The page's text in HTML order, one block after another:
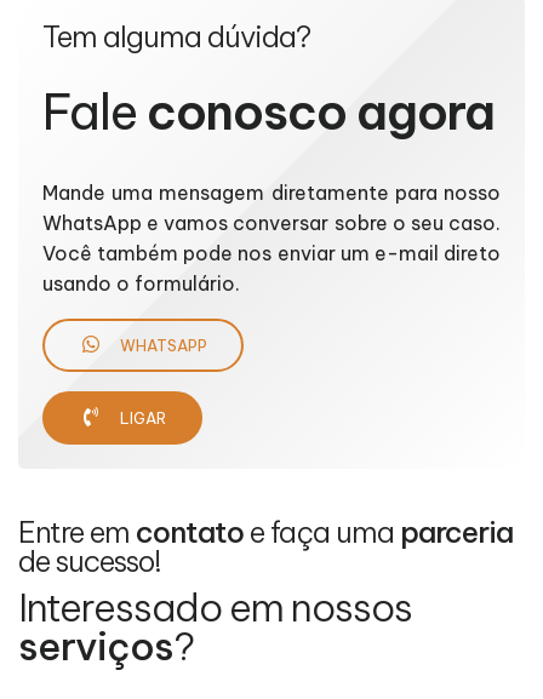
Tem alguma dúvida?
Fale conosco agora
Mande uma mensagem diretamente para nosso
WhatsApp e vamos conversar sobre o seu caso.
Você também pode nos enviar um e-mail direto
usando o formulário.
WHATSAPP
LIGAR
Entre em contato e faça uma parceria
de sucesso!
Interessado em nossos
serviços?